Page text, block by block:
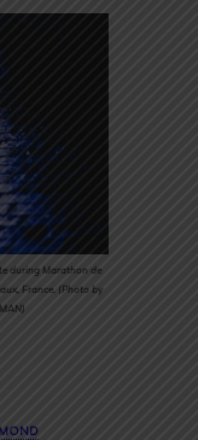
during Marathon de
France. (Photo by